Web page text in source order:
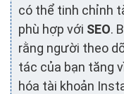
có thể tinh chỉnh
phù hợp với SEO.
rằng người theo
tác của bạn tăng
hóa tài khoản